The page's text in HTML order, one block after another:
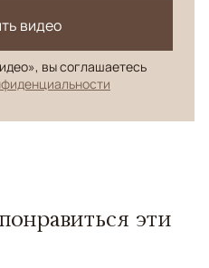
видео
вы соглашаетесь
эти